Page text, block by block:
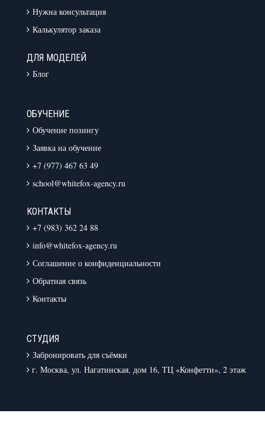
Нужна консультация
Калькулятор заказа
ДЛЯ МОДЕЛЕЙ
Блог
ОБУЧЕНИЕ
Обучение позингу
Заявка на обучение
+7 (977) 467 63 49
school@whitefox-agency.ru
КОНТАКТЫ
+7 (983) 362 24 88
info@whitefox-agency.ru
Соглашение о конфиденциальности
Обратная связь
Контакты
СТУДИЯ
Забронировать для съёмки
г. Москва, ул. Нагатинская, дом 16, ТЦ «Конфетти», 2 этаж